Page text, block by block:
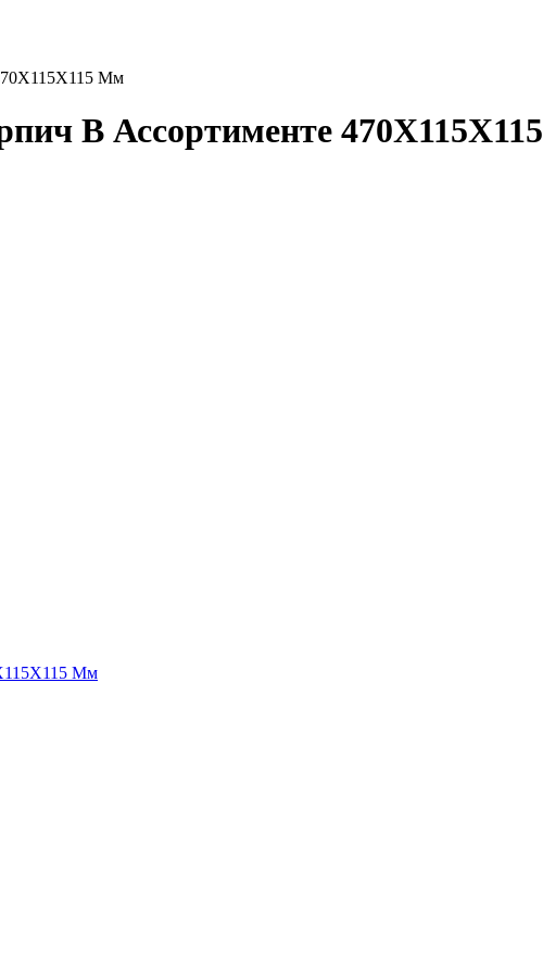
Мм
В Ассортименте